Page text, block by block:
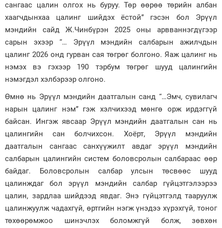
сангаас цалин олгох нь буруу. Төр өөрөө төрийн албан
хаагчдынхаа цалинг шийдэх ёстой” гэсэн бол Эрүүл
мэндийн сайд Ж.Чинбүрэн 2025 оны арвваннэгдүгээр
сарын эхээр “… Эрүүл мэндийн салбарын ажилчдын
цалинг 2026 онд гурван сая төгрөг болгоно. Яаж цалинг нь
нэмэх вэ гэхээр 190 тэрбум төгрөг шууд цалингийн
нэмэгдэл хэлбэрээр олгоно.
Өмнө нь Эрүүл мэндийн даатгалын санд “…Эмч, сувилагч
нарын цалинг нэм” гэж хэлчихээд мөнгө орж ирдэггүй
байсан. Ингэж явсаар Эрүүл мэндийн даатгалын сан нь
цалингийн сан болчихсон. Хоёрт, Эрүүл мэндийн
даатгалын сангаас санхүүжилт авдаг эрүүл мэндийн
салбарын цалингийн систем боловсролын салбараас өөр
байдаг. Боловсролын салбар улсын төсвөөс шууд
цалинждаг бол эрүүл мэндийн салбар гүйцэтгэлээрээ
цалин, зардлаа шийдээд явдаг. Энэ гүйцэтгэлд тааруулж
цалинжуулж чадахгүй, өртгийн нэгж үнэдээ хүрэхгүй, тоног
төхөөрөмжоо шинэчлэх боломжгүй болж, зөвхөн